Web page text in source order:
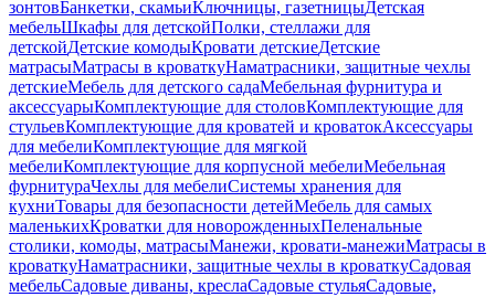
зонтовБанкетки, скамьиКлючницы, газетницыДетская
мебельШкафы для детскойПолки, стеллажи для
детскойДетские комодыКровати детскиеДетские
матрасыМатрасы в кроваткуНаматрасники, защитные чехлы
детскиеМебель для детского садаМебельная фурнитура и
аксессуарыКомплектующие для столовКомплектующие для
стульевКомплектующие для кроватей и кроватокАксессуары
для мебелиКомплектующие для мягкой
мебелиКомплектующие для корпусной мебелиМебельная
фурнитураЧехлы для мебелиСистемы хранения для
кухниТовары для безопасности детейМебель для самых
маленькихКроватки для новорожденныхПеленальные
столики, комоды, матрасыМанежи, кровати-манежиМатрасы в
кроваткуНаматрасники, защитные чехлы в кроваткуСадовая
мебельСадовые диваны, креслаСадовые стульяСадовые,